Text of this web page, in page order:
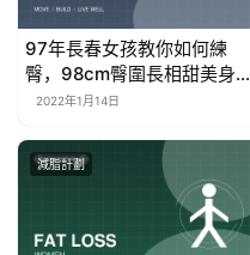
97年長春女孩教你如何練
臀，98cm臀圍長相甜美身材
性感，你心動沒
2022年1月14日
減脂計劃